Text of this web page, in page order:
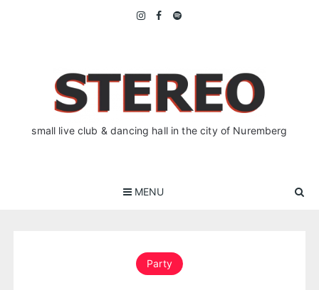
small live club & dancing hall in the city of Nuremberg
MENU
Party